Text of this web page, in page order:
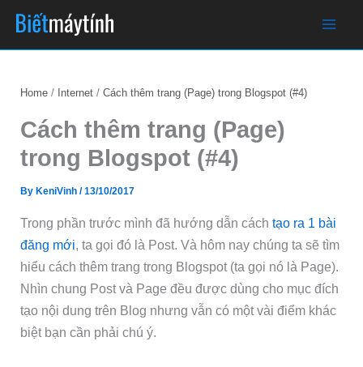
content
Home Internet Cách thêm trang (Page) trong Blogspot (#4)
Cách thêm trang (Page)
trong Blogspot (#4)
By KeniVinh/13/10/2017
Trong phần trước mình đã hướng dẫn cáchtạo ra 1 bài
đăng mới, ta gọi đó là Post. Và hôm nay chúng ta sẽ tìm
hiểu cách thêm trang trong Blogspot (ta gọi nó là Page).
Nhìn chung Post và Page đều được dùng cho mục đích
tạo nội dung trên Blog nhưng vẫn có một vài điểm khác
biệt bạn cần phải chú ý.